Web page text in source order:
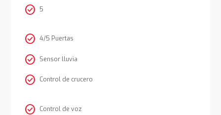
check_circle 5
check_circle 4/5 Puertas
check_circle Sensor lluvia
check_circle Control de crucero
check_circle Control de voz